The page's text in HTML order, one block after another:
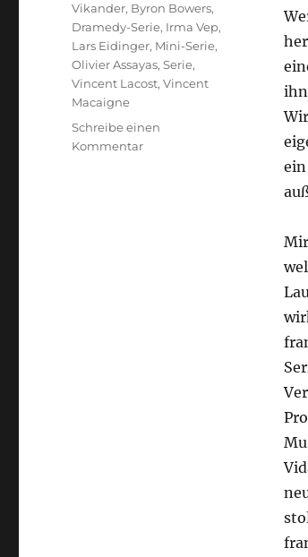
Vikander, Byron Bowers,
Dramedy-Serie, Irma Vep,
Lars Eidinger, Mini-Serie,
Olivier Assayas,Serie,
Vincent Lacost,Vincent
Macaigne
Schreibe einen
Kommentarzu